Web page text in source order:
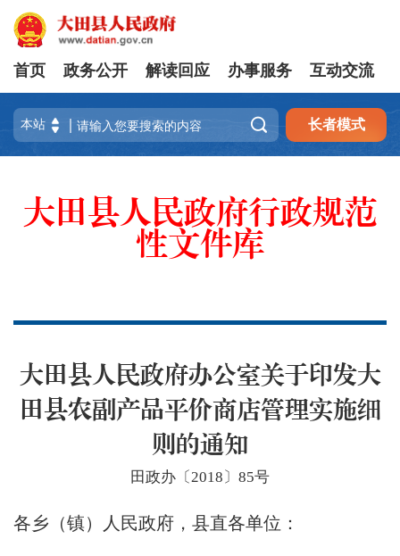
首页 政务公开 解读回应 办事服务 互动交流
 长者模式
大田县人民政府行政规范
性文件库
大田县人民政府办公室关于印发大
田县农副产品平价商店管理实施细
则的通知
田政办〔2018〕85号
各乡（镇）人民政府，县直各单位：